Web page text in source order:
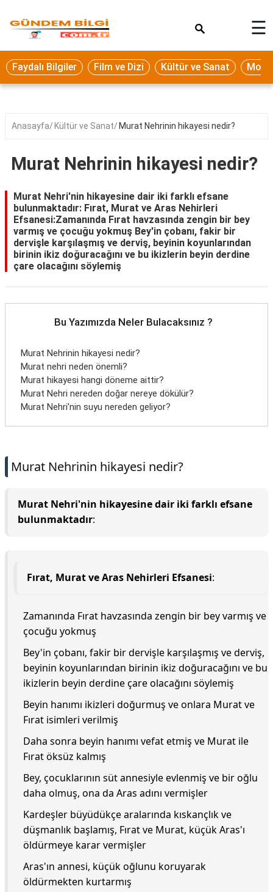
Eğitim
Ekonomi
Seyahat
Oyun
Yaşam
Hukuk
Blog
☰
Faydalı Bilgiler Film ve Dizi Kültür ve Sanat
Anasayfa Kültür ve Sanat Murat Nehrinin hikayesi nedir?
Murat Nehrinin hikayesi nedir?
Murat Nehri'nin hikayesine dair iki farklı efsane
bulunmaktadır: Fırat, Murat ve Aras Nehirleri
Efsanesi:Zamanında Fırat havzasında zengin bir bey
varmış ve çocuğu yokmuş Bey'in çobanı, fakir bir
dervişle karşılaşmış ve derviş, beyinin koyunlarından
birinin ikiz doğuracağını ve bu ikizlerin beyin derdine
çare olacağını söylemiş
Bu Yazımızda Neler Bulacaksınız ?
Murat Nehrinin hikayesi nedir?
Murat nehri neden önemli?
Murat hikayesi hangi döneme aittir?
Murat Nehri nereden doğar nereye dökülür?
Murat Nehri'nin suyu nereden geliyor?
Murat Nehrinin hikayesi nedir?
Murat Nehri'nin hikayesine dair iki farklı efsane
bulunmaktadır:
Fırat, Murat ve Aras Nehirleri Efsanesi:
Zamanında Fırat havzasında zengin bir bey varmış ve
çocuğu yokmuş
Bey'in çobanı, fakir bir dervişle karşılaşmış ve derviş,
beyinin koyunlarından birinin ikiz doğuracağını ve bu
ikizlerin beyin derdine çare olacağını söylemiş
Beyin hanımı ikizleri doğurmuş ve onlara Murat ve
Fırat isimleri verilmiş
Daha sonra beyin hanımı vefat etmiş ve Murat ile
Fırat öksüz kalmış
Bey, çocuklarının süt annesiyle evlenmiş ve bir oğlu
daha olmuş, ona da Aras adını vermişler
Kardeşler büyüdükçe aralarında kıskançlık ve
düşmanlık başlamış, Fırat ve Murat, küçük Aras'ı
öldürmeye karar vermişler
Aras'ın annesi, küçük oğlunu koruyarak
öldürmekten kurtarmış